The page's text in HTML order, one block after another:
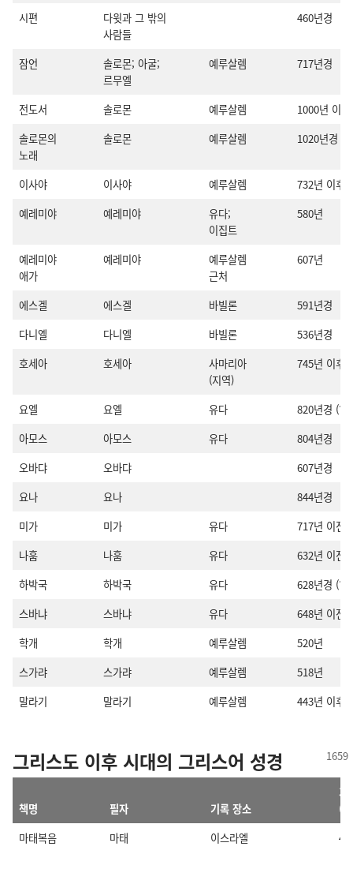
시편
다윗과 그 밖의
사람들
460년경
잠언
솔로몬; 아굴;
르무엘
예루살렘 717년경
전도서 솔로몬 예루살렘
1000년 이전
솔로몬의
노래
솔로몬 예루살렘 1020년경
이사야 이사야 예루살렘
732년 이후
예레미야
예레미야
유다;
이집트
580년
예레미야
애가
예레미야
예루살렘
근처
607년
에스겔 에스겔 바빌론
591년경
다니엘
다니엘 바빌론
536년경
호세아
호세아
사마리아
(지역)
745년 이후
요엘 요엘 유다
820년경 (?)
아모스
아모스 유다
804년경
오바댜
오바댜
607년경
요나
요나
844년경
미가
미가 유다
717년 이전
나훔
나훔 유다
632년 이전
하박국
하박국 유다
628년경 (?)
스바냐
스바냐 유다
648년 이전
학개
학개 예루살렘
520년
스가랴
스가랴 예루살렘
518년
말라기
말라기 예루살렘 443년 이후
그리스도 이후 시대의 그리스어 성경
책명 필자 기록 장소
기
(
마태복음
마태 이스라엘 41